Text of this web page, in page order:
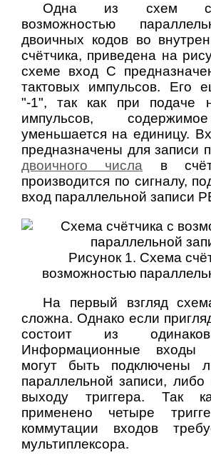
Одна из схем
возможностью
двоичных кодов во
счётчика, приведена на
схеме вход C
тактовых импульсов. Его
"-1", так как при подаче
импульсов,
уменьшается на единицу.
предназначены для записи
двоичного числа в
производится по сигналу,
вход параллельной записи
Рисунок 1. Схема
возможностью
На первый взгляд
сложна. Однако если
состоит из
Информационные входы
могут быть подключены
параллельной записи, либо
выходу триггера. Так
применено четыре
коммутации входов
мультиплексора.